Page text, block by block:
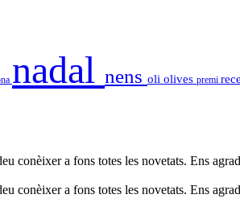
nadal nens oli olives premi
conèixer a fons totes les novetats. Ens
conèixer a fons totes les novetats. Ens